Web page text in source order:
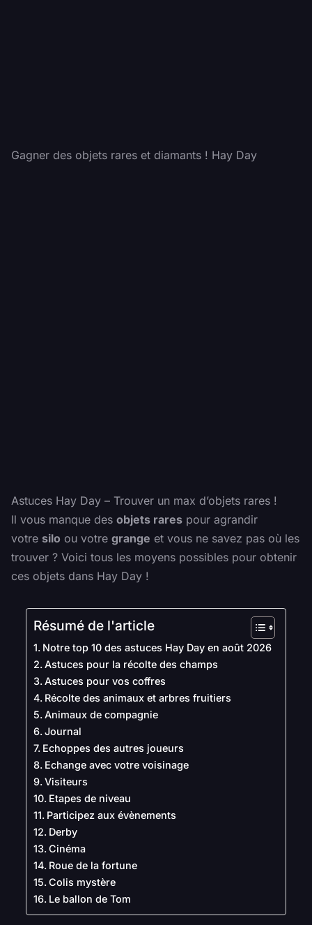
Gagner des objets rares et diamants ! Hay Day
Astuces Hay Day – Trouver un max d’objets rares !
Il vous manque des objets rares pour agrandir
votre silo ou votre grange et vous ne savez pas où les
trouver ? Voici tous les moyens possibles pour obtenir
ces objets dans Hay Day !
Résumé de l'article
Notre top 10 des astuces Hay Day en août 2026
Astuces pour la récolte des champs
Astuces pour vos coffres
Récolte des animaux et arbres fruitiers
Animaux de compagnie
Journal
Echoppes des autres joueurs
Echange avec votre voisinage
Visiteurs
Etapes de niveau
Participez aux évènements
Derby
Cinéma
Roue de la fortune
Colis mystère
Le ballon de Tom